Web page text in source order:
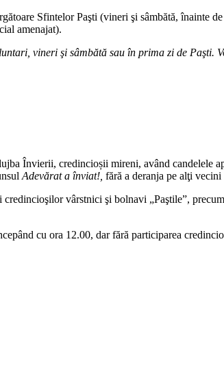
Sfintelor Paşti (vineri şi sâmbătă, înainte
amenajat).
vineri şi sâmbătă sau în prima zi de Paşti.
Învierii, credincioșii mireni, având candelele
Adevărat a înviat!, fără a deranja pe alţi vecini
vârstnici şi bolnavi „Paştile”,
cu ora 12.00, dar fără participarea